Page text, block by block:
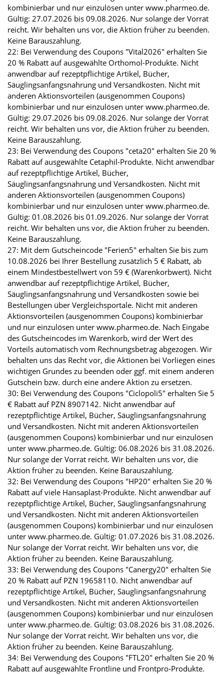
kombinierbar und nur einzulösen unter www.pharmeo.de.
Gültig: 27.07.2026 bis 09.08.2026. Nur solange der Vorrat
reicht. Wir behalten uns vor, die Aktion früher zu beenden.
Keine Barauszahlung.
22: Bei Verwendung des Coupons "Vital2026" erhalten Sie
20 % Rabatt auf ausgewählte Orthomol-Produkte. Nicht
anwendbar auf rezeptpflichtige Artikel, Bücher,
Säuglingsanfangsnahrung und Versandkosten. Nicht mit
anderen Aktionsvorteilen (ausgenommen Coupons)
kombinierbar und nur einzulösen unter www.pharmeo.de.
Gültig: 29.07.2026 bis 09.08.2026. Nur solange der Vorrat
reicht. Wir behalten uns vor, die Aktion früher zu beenden.
Keine Barauszahlung.
23: Bei Verwendung des Coupons "ceta20" erhalten Sie 20 %
Rabatt auf ausgewählte Cetaphil-Produkte. Nicht anwendbar
auf rezeptpflichtige Artikel, Bücher,
Säuglingsanfangsnahrung und Versandkosten. Nicht mit
anderen Aktionsvorteilen (ausgenommen Coupons)
kombinierbar und nur einzulösen unter www.pharmeo.de.
Gültig: 01.08.2026 bis 01.09.2026. Nur solange der Vorrat
reicht. Wir behalten uns vor, die Aktion früher zu beenden.
Keine Barauszahlung.
27: Mit dem Gutscheincode "Ferien5" erhalten Sie bis zum
10.08.2026 bei Ihrer Bestellung zusätzlich 5 € Rabatt, ab
einem Mindestbestellwert von 59 € (Warenkorbwert). Nicht
anwendbar auf rezeptpflichtige Artikel, Bücher,
Säuglingsanfangsnahrung und Versandkosten sowie bei
Bestellungen über Vergleichsportale. Nicht mit anderen
Aktionsvorteilen (ausgenommen Coupons) kombinierbar
und nur einzulösen unter www.pharmeo.de. Nach Eingabe
des Gutscheincodes im Warenkorb, wird der Wert des
Vorteils automatisch vom Rechnungsbetrag abgezogen. Wir
behalten uns das Recht vor, die Aktionen bei Vorliegen eines
wichtigen Grundes zu beenden oder ggf. mit einem anderen
Gutschein bzw. durch eine andere Aktion zu ersetzen.
30: Bei Verwendung des Coupons "Ciclopoli5" erhalten Sie 5
€ Rabatt auf PZN 8907142. Nicht anwendbar auf
rezeptpflichtige Artikel, Bücher, Säuglingsanfangsnahrung
und Versandkosten. Nicht mit anderen Aktionsvorteilen
(ausgenommen Coupons) kombinierbar und nur einzulösen
unter www.pharmeo.de. Gültig: 06.08.2026 bis 31.08.2026.
Nur solange der Vorrat reicht. Wir behalten uns vor, die
Aktion früher zu beenden. Keine Barauszahlung.
32: Bei Verwendung des Coupons "HP20" erhalten Sie 20 %
Rabatt auf viele Hansaplast-Produkte. Nicht anwendbar auf
rezeptpflichtige Artikel, Bücher, Säuglingsanfangsnahrung
und Versandkosten. Nicht mit anderen Aktionsvorteilen
(ausgenommen Coupons) kombinierbar und nur einzulösen
unter www.pharmeo.de. Gültig: 01.07.2026 bis 31.08.2026.
Nur solange der Vorrat reicht. Wir behalten uns vor, die
Aktion früher zu beenden. Keine Barauszahlung.
33: Bei Verwendung des Coupons "Canergy20" erhalten Sie
20 % Rabatt auf PZN 19658110. Nicht anwendbar auf
rezeptpflichtige Artikel, Bücher, Säuglingsanfangsnahrung
und Versandkosten. Nicht mit anderen Aktionsvorteilen
(ausgenommen Coupons) kombinierbar und nur einzulösen
unter www.pharmeo.de. Gültig: 03.08.2026 bis 31.08.2026.
Nur solange der Vorrat reicht. Wir behalten uns vor, die
Aktion früher zu beenden. Keine Barauszahlung.
34: Bei Verwendung des Coupons "FTL20" erhalten Sie 20 %
Rabatt auf ausgewählte Frontline und Frontpro-Produkte.